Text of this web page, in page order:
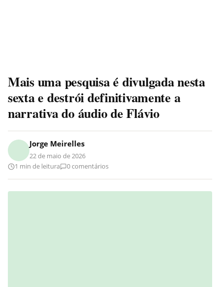
Mais uma pesquisa é divulgada nesta
sexta e destrói definitivamente a
narrativa do áudio de Flávio
Jorge Meirelles
22 de maio de 2026
1 min de leitura
0 comentários